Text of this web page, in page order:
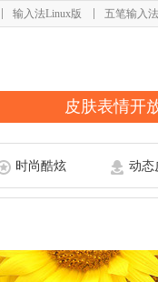
输入法Linux版 五笔输入法
皮肤表情开
时尚酷炫 动态